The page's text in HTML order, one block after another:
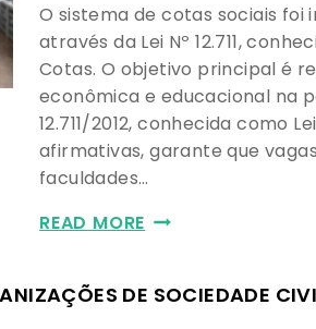
O sistema de cotas sociais foi
através da Lei Nº 12.711,
Cotas. O objetivo principal é
econômica e educacional na
12.711/2012, conhecida como
afirmativas, garante que
faculdades…
READ MORE
DE SOCIEDADE